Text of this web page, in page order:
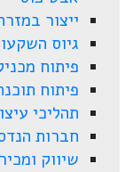
ייצור
גיוס
פיתוח
פיתוח
תהליכי
חברות
שיווק